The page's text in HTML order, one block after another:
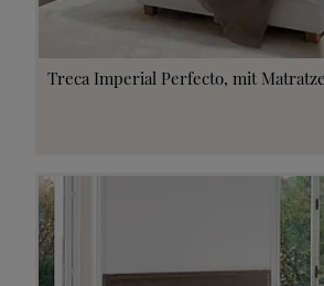
Treca Imperial Perfecto, mit